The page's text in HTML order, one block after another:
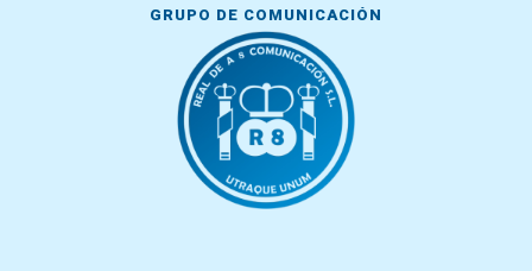
GRUPO DE COMUNICACIÓN